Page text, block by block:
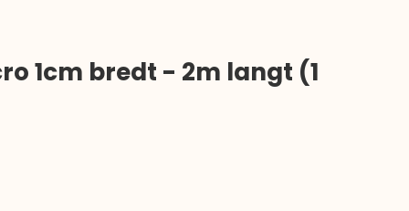
1cm bredt - 2m langt (1